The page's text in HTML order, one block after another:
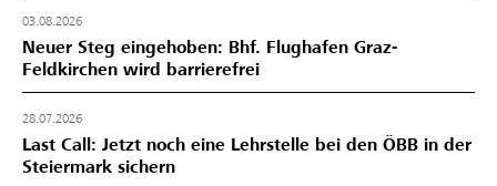
03.08.2026
Neuer Steg eingehoben: Bhf. Flughafen Graz-
Feldkirchen wird barrierefrei
28.07.2026
Last Call: Jetzt noch eine Lehrstelle bei den ÖBB in der
Steiermark sichern